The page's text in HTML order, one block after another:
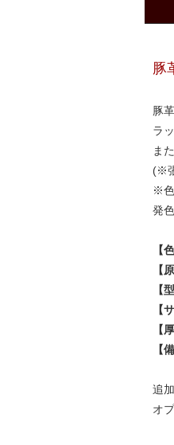
豚
豚
ラ
ま
(※
※色
発
【
【
【
【
【
【
追
オ